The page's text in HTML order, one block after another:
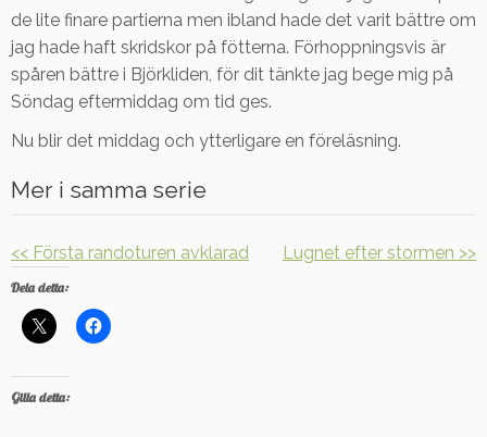
de lite finare partierna men ibland hade det varit bättre om
jag hade haft skridskor på fötterna. Förhoppningsvis är
spåren bättre i Björkliden, för dit tänkte jag bege mig på
Söndag eftermiddag om tid ges.
Nu blir det middag och ytterligare en föreläsning.
Mer i samma serie
<< Första randoturen avklarad Lugnet efter stormen >>
Dela detta:
Gilla detta: